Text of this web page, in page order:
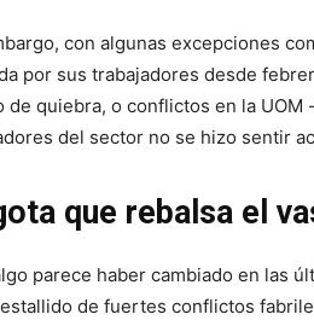
con algunas excepciones
por sus trabajadores desde
de quiebra, o conflictos en la
del sector no se hizo sentir
que rebalsa el
parece haber cambiado en las
de fuertes conflictos